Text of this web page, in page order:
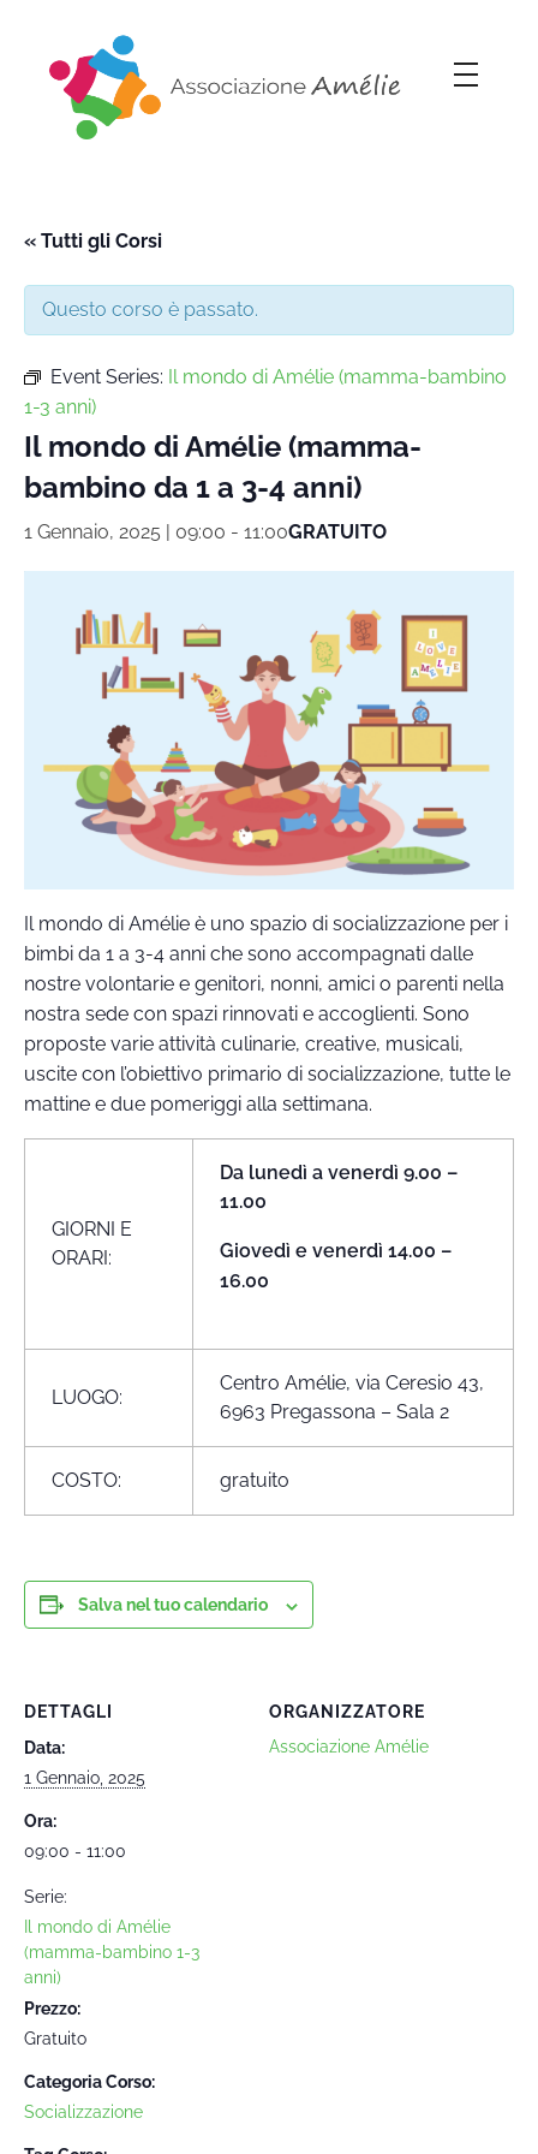
« Tutti gli Corsi
Questo corso è passato.
Event Series: Il mondo di Amélie (mamma-bambino
1-3 anni)
Il mondo di Amélie (mamma-
bambino da 1 a 3-4 anni)
1 Gennaio, 2025 | 09:00 - 11:00GRATUITO
Il mondo di Amélie è uno spazio di socializzazione per i
bimbi da 1 a 3-4 anni che sono accompagnati dalle
nostre volontarie e genitori, nonni, amici o parenti nella
nostra sede con spazi rinnovati e accoglienti. Sono
proposte varie attività culinarie, creative, musicali,
uscite con l’obiettivo primario di socializzazione, tutte le
mattine e due pomeriggi alla settimana.
GIORNI E
ORARI:
Da lunedì a venerdì 9.00 –
11.00
Giovedì e venerdì 14.00 –
16.00
LUOGO:
Centro Amélie, via Ceresio 43,
6963 Pregassona – Sala 2
COSTO: gratuito
Salva nel tuo calendario
DETTAGLI
Data:
1 Gennaio, 2025
Ora:
09:00 - 11:00
Serie:
Il mondo di Amélie
(mamma-bambino 1-3
anni)
Prezzo:
Gratuito
Categoria Corso:
Socializzazione
ORGANIZZATORE
Associazione Amélie